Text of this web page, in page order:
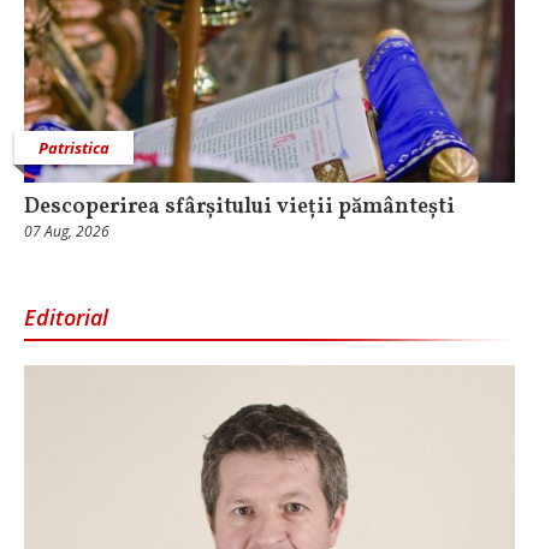
Patristica
Descoperirea sfârșitului vieții pământești
07 Aug, 2026
Editorial